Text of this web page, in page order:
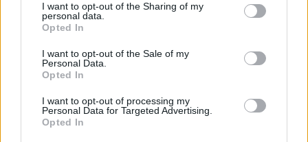
I want to opt-out of the Sharing of my
personal data.
Opted In
I want to opt-out of the Sale of my
Personal Data.
Opted In
I want to opt-out of processing my
Personal Data for Targeted Advertising.
Opted In
ALTRE NOTIZIE DI CAIRATE